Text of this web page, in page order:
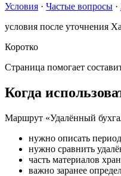
Условия · Частые вопросы ·
условия после уточнения
Коротко
Страница помогает
Когда
Маршрут «Удалённый
нужно описать
нужно сравнить
часть материалов
важно заранее